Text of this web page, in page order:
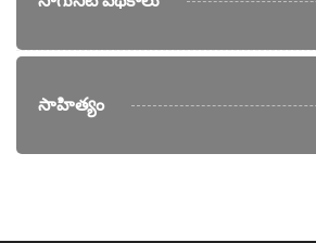
సాహిత్యం